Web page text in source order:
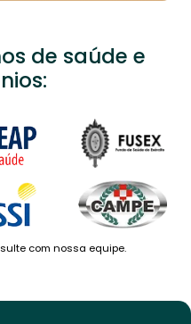
de saúde e
com nossa equipe.